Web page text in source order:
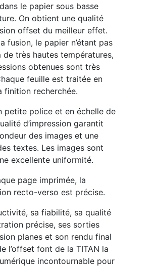
le papier sous basse
On obtient une qualité
offset du meilleur effet.
fusion, le papier n’étant pas
de très hautes températures,
obtenues sont très
feuille est traitée en
finition recherchée.
petite police et en échelle de
d’impression garantit
des images et une
textes. Les images sont
excellente uniformité.
page imprimée, la
recto-verso est précise.
sa fiabilité, sa qualité
précise, ses sorties
planes et son rendu final
l’offset font de la TITAN la
incontournable pour